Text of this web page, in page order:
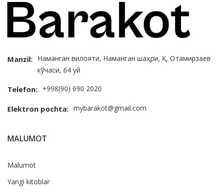
Manzil: Наманган вилояти, Наманган шаҳри, Қ. Отамирзаев
кўчаси, 64 уй
Telefon: +998(90) 690 2020
Elektron pochta: mybarakot@gmail.com
MALUMOT
Malumot
Yangi kitoblar